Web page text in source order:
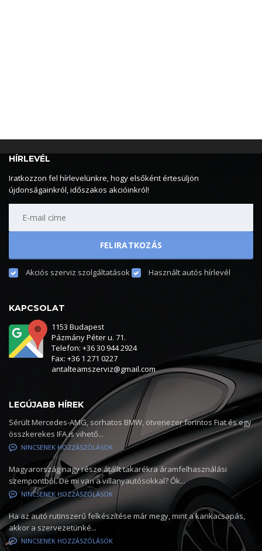
HÍRLEVÉL
Iratkozzon fel hírlevelünkre, hogy elsőként értesüljön
újdonságainkról, időszakos akcióinkról!
Akciós szerviz szolgáltatások Használt autós hírlevél
KAPCSOLAT
1153 Budapest
Pázmány Péter u. 71.
Telefon: +36 30 944 2924
Fax: +36 1 271 0227
antalteamszerviz@gmail.com
LEGÚJABB HÍREK
Sérült Mercedes-AMG, sorhatos BMW, ötvenezer forintos Fiat és egy
összkerekes IFA is vihető...
NINCSENEK HOZZÁSZÓLÁSOK
Magyarország nagy része átállt takarékra áramfelhasználási
szempontból. De mi van a villanyautósokkal? Ők...
NINCSENEK HOZZÁSZÓLÁSOK
Ha az autó rutinszerű felkészítése már megy, mint a karikacsapás,
akkor a szervezetünké...
NINCSENEK HOZZÁSZÓLÁSOK